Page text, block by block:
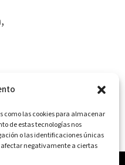
como las cookies para almacenar
de estas tecnologías nos
o las identificaciones únicas
negativamente a ciertas